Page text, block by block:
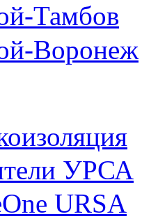
Тамбов
Воронеж
УРСА
URSA